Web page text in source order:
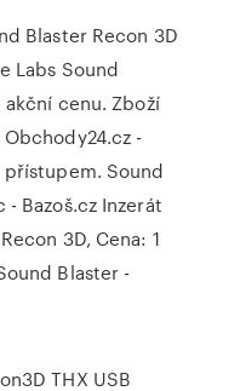
Blaster Recon 3D
Labs Sound
akční cenu. Zboží
-
přístupem. Sound
Bazoš.cz Inzerát
3D, Cena: 1
Blaster -
THX USB